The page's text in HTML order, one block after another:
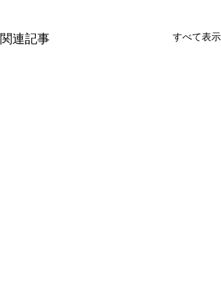
関連記事 すべて表示